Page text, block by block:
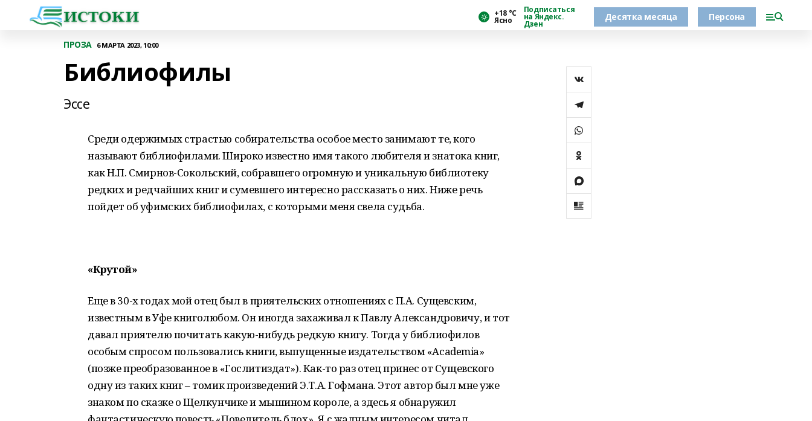
+18 °С
Ясно
Подписаться
на Яндекс.
Дзен
Десятка месяца Персона
ПРОЗА 6 МАРТА 2023, 10:00
Библиофилы
Эссе
Среди одержимых страстью собирательства особое место занимают те, кого
называют библиофилами. Широко известно имя такого любителя и знатока книг,
как Н.П. Смирнов-Сокольский, собравшего огромную и уникальную библиотеку
редких и редчайших книг и сумевшего интересно рассказать о них. Ниже речь
пойдет об уфимских библиофилах, с которыми меня свела судьба.
«Крутой»
Еще в 30-х годах мой отец был в приятельских отношениях с П.А. Сущевским,
известным в Уфе книголюбом. Он иногда захаживал к Павлу Александровичу, и тот
давал приятелю почитать какую-нибудь редкую книгу. Тогда у библиофилов
особым спросом пользовались книги, выпущенные издательством «Academia»
(позже преобразованное в «Гослитиздат»). Как-то раз отец принес от Сущевского
одну из таких книг – томик произведений Э.Т.А. Гофмана. Этот автор был мне уже
знаком по сказке о Щелкунчике и мышином короле, а здесь я обнаружил